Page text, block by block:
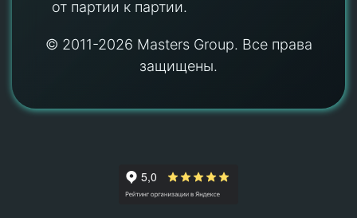
от партии к партии.
© 2011-2026 Masters Group. Все права
защищены.